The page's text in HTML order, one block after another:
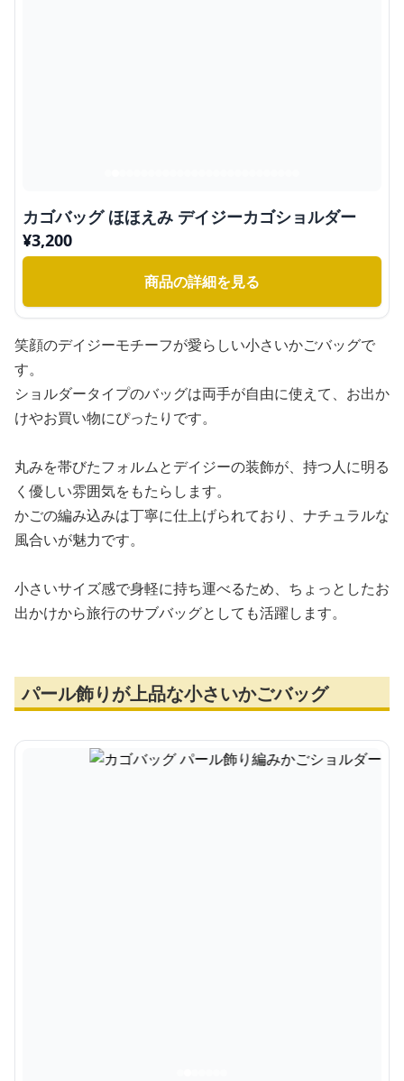
カゴバッグ ほほえみ デイジーカゴショルダー
¥3,200
商品の詳細を見る
笑顔のデイジーモチーフが愛らしい小さいかごバッグで
す。
ショルダータイプのバッグは両手が自由に使えて、お出か
けやお買い物にぴったりです。
丸みを帯びたフォルムとデイジーの装飾が、持つ人に明る
く優しい雰囲気をもたらします。
かごの編み込みは丁寧に仕上げられており、ナチュラルな
風合いが魅力です。
小さいサイズ感で身軽に持ち運べるため、ちょっとしたお
出かけから旅行のサブバッグとしても活躍します。
パール飾りが上品な小さいかごバッグ